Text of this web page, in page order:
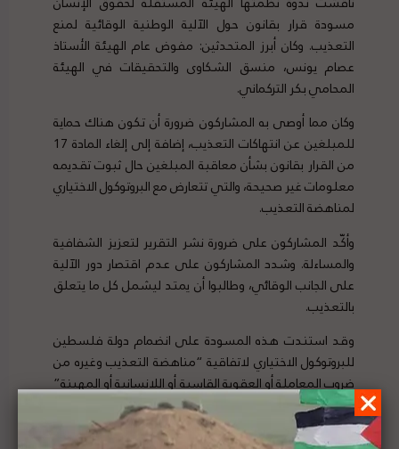
مسودة قرار بقانون حول الآلية الوطنية الوقائية لمنع
التعذيب. وكان أبرز المتحدثين: مفوض عام الهيئة الأستاذ
عصام يونس، منسق الشكاوى والتحقيقات في الهيئة
المحامي بكر التركماني.
وكان مما أوصى به المشاركون ضرورة أن تكون هناك حماية
للمبلغين عن انتهاكات التعذيب، إضافة إلى إلغاء المادة 17
من القرار بقانون بشأن معاقبة المبلغين حال ثبوت تقديمه
معلومات غير صحيحة، والتي تتعارض مع البروتوكول الاختياري
لمناهضة التعذيب.
وأكّد المشاركون على ضرورة نشر التقرير لتعزيز الشفافية
والمساءلة. وشدد المشاركون على عدم اقتصار دور الآلية
على الجانب الوقائي، وطالبوا أن يمتد ليشمل كل ما يتعلق
بالتعذيب.
وقد استندت هذه المسودة على انضمام دولة فلسطين
للبروتوكول الاختياري لاتفاقية “مناهضة التعذيب وغيره من
ضروب المعاملة أو العقوبة القاسية أو اللانسانية أو المهينة”
يتطلب التزام دولة فلسطين بإنشاء الآلية الوطنية الوقائية